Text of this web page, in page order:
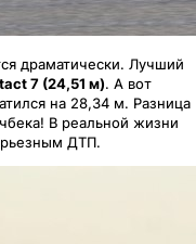
драматически. Лучший
7 (24,51 м). А вот
на 28,34 м. Разница
В реальной жизни
ДТП.